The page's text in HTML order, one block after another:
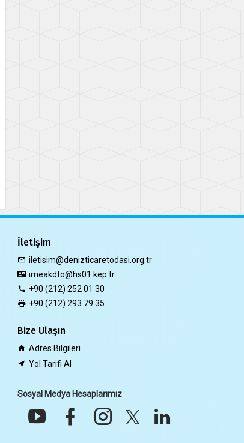
İletişim
iletisim@denizticaretodasi.org.tr
imeakdto@hs01.kep.tr
+90 (212) 252 01 30
+90 (212) 293 79 35
Bize Ulaşın
Adres Bilgileri
Yol Tarifi Al
Sosyal Medya Hesaplarımız